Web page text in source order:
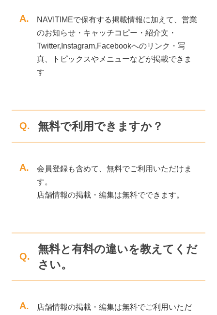
A.
NAVITIMEで保有する掲載情報に加えて、営業
のお知らせ・キャッチコピー・紹介文・
Twitter,Instagram,Facebookへのリンク・写
真、トピックスやメニューなどが掲載できま
す
Q. 無料で利用できますか？
A.
会員登録も含めて、無料でご利用いただけま
す。
店舗情報の掲載・編集は無料でできます。
Q.
無料と有料の違いを教えてくだ
さい。
A.
店舗情報の掲載・編集は無料でご利用いただ